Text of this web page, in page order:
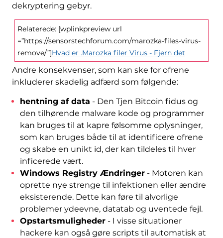
dekryptering gebyr.
Relaterede: [wplinkpreview url
=”https://sensorstechforum.com/marozka-files-virus-
remove/”]Hvad er .Marozka filer Virus - Fjern det
Andre konsekvenser, som kan ske for ofrene
inkluderer skadelig adfærd som følgende:
hentning af data - Den Tjen Bitcoin fidus og
den tilhørende malware kode og programmer
kan bruges til at kapre følsomme oplysninger,
som kan bruges både til at identificere ofrene
og skabe en unikt id, der kan tildeles til hver
inficerede vært.
Windows Registry Ændringer- Motoren kan
oprette nye strenge til infektionen eller ændre
eksisterende. Dette kan føre til alvorlige
problemer ydeevne, datatab og uventede fejl.
Opstartsmuligheder- I visse situationer
hackere kan også gøre scripts til automatisk at